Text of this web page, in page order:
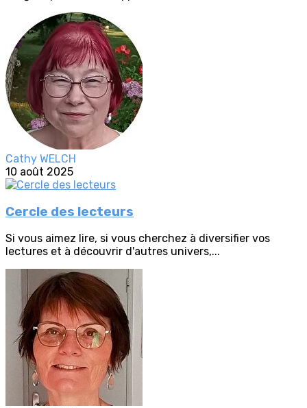
Cathy WELCH
10 août 2025
Cercle des lecteurs
Si vous aimez lire, si vous cherchez à diversifier vos
lectures et à découvrir d'autres univers,...